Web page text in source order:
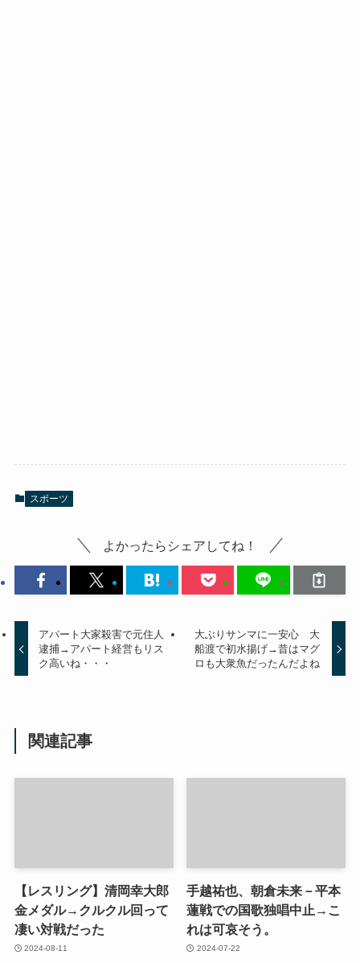
スポーツ
よかったらシェアしてね！
アパート大家殺害で元住人
逮捕→アパート経営もリス
ク高いね・・・
大ぶりサンマに一安心 大
船渡で初水揚げ→昔はマグ
ロも大衆魚だったんだよね
関連記事
【レスリング】清岡幸大郎
金メダル→クルクル回って
凄い対戦だった
2024-08-11
手越祐也、朝倉未来－平本
蓮戦での国歌独唱中止→こ
れは可哀そう。
2024-07-22